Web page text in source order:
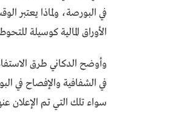
في البورصة، ولماذا يعتبر
الأوراق المالية كوسيلة
وأوضح الدكاني طرق
في الشفافية والإفصاح في
سواء تلك التي تم الإعلان